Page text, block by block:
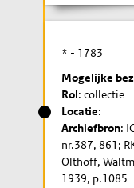
* - 1783
Mogelijke
Rol: collectie
Locatie:
Archiefbron:
nr.387, 861;
Olthoff,
1939, p.1085